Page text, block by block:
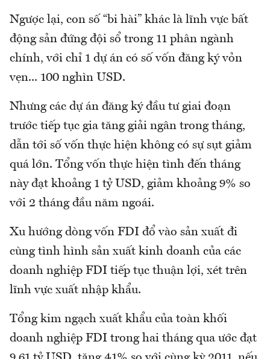
Ngược lại, con số “bi hài” khác là lĩnh vực bất
động sản đứng đội sổ trong 11 phân ngành
chính, với chỉ 1 dự án có số vốn đăng ký vỏn
vẹn... 100 nghìn USD.
Nhưng các dự án đăng ký đầu tư giai đoạn
trước tiếp tục gia tăng giải ngân trong tháng,
dẫn tới số vốn thực hiện không có sự sụt giảm
quá lớn. Tổng vốn thực hiện tình đến tháng
này đạt khoảng 1 tỷ USD, giảm khoảng 9% so
với 2 tháng đầu năm ngoái.
Xu hướng dòng vốn FDI đổ vào sản xuất đi
cùng tình hình sản xuất kinh doanh của các
doanh nghiệp FDI tiếp tục thuận lợi, xét trên
lĩnh vực xuất nhập khẩu.
Tổng kim ngạch xuất khẩu của toàn khối
doanh nghiệp FDI trong hai tháng qua ước đạt